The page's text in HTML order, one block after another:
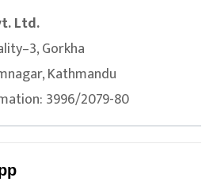
Ltd.
Gorkha
Kathmandu
3996/2079-80